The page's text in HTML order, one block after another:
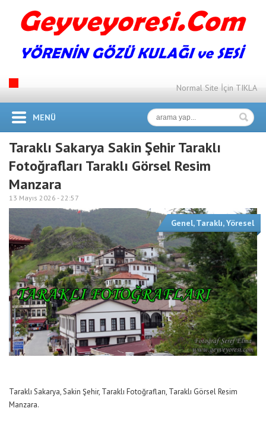
Normal Site İçin TIKLA
MENÜ
Taraklı Sakarya Sakin Şehir Taraklı
Fotoğrafları Taraklı Görsel Resim
Manzara
13 Mayıs 2026 -22:57
Genel,Taraklı,Yöresel
Taraklı Sakarya, Sakin Şehir, Taraklı Fotoğrafları, Taraklı Görsel Resim
Manzara.